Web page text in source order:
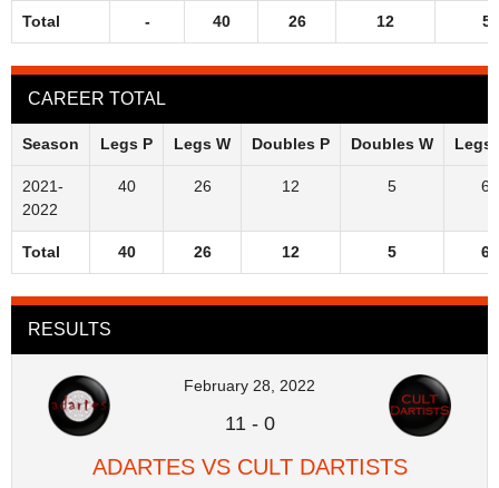
Total - 40 26 12 5
CAREER TOTAL
Season Legs P Legs W Doubles P Doubles W Legs
2021-
2022
40 26 12 5 65
Total 40 26 12 5 65
RESULTS
February 28, 2022
11- 0
ADARTES VS CULT DARTISTS